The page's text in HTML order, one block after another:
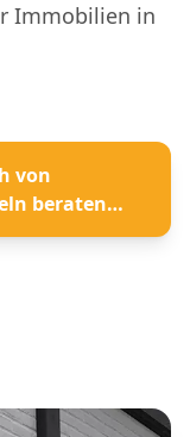
Immobilien in
von
beraten